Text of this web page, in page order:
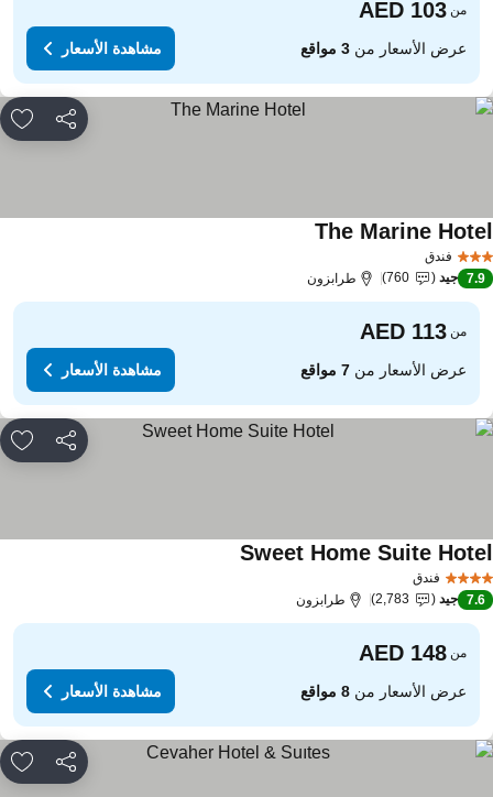
من
عرض الأسعار من3 مواقع مشاهدة الأسعار
مشاركة
فندق
The Marineمشاهدة الأسعار
7.9 جيد 760 طرابزون
من
عرض الأسعار من7 مواقع مشاهدة الأسعار
مشاركة
فندق
Sweet Home Suiteمشاهدة الأسعار
7.6 جيد 2,783 طرابزون
من
عرض الأسعار من8 مواقع مشاهدة الأسعار
مشاركة